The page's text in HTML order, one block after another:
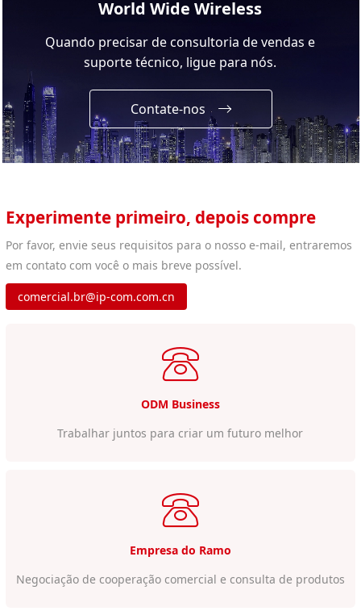
World Wide Wireless
Quando precisar de consultoria de vendas e
suporte técnico, ligue para nós.
Contate-nos
Experimente primeiro, depois compre
Por favor, envie seus requisitos para o nosso e-mail, entraremos
em contato com você o mais breve possível.
comercial.br@ip-com.com.cn
ODM Business
Trabalhar juntos para criar um futuro melhor
Empresa do Ramo
Negociação de cooperação comercial e consulta de produtos